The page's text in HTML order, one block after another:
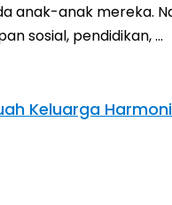
anak-anak mereka.
sosial, pendidikan, …
Keluarga